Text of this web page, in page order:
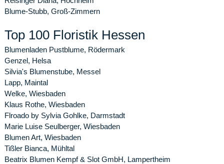
Blume-Stubb, Groß-Zimmern
Top 100 Floristik Hessen
Blumenladen Pustblume, Rödermark
Genzel, Helsa
Silvia's Blumenstube, Messel
Lapp, Maintal
Welke, Wiesbaden
Klaus Rothe, Wiesbaden
Flroado by Sylvia Gohlke, Darmstadt
Marie Luise Seulberger, Wiesbaden
Blumen Art, Wiesbaden
Tißler Bianca, Mühltal
Beatrix Blumen Kempf & Slot GmbH, Lampertheim